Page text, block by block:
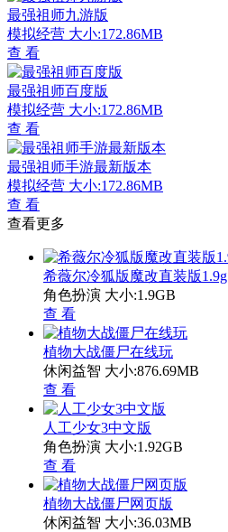
最强祖师九游版
模拟经营 大小:172.86MB
查 看
最强祖师百度版
模拟经营 大小:172.86MB
查 看
最强祖师手游最新版本
模拟经营 大小:172.86MB
查 看
查看更多
希薇尔冷狐版魔改直装版1.9g
角色扮演 大小:1.9GB
查 看
植物大战僵尸在线玩
休闲益智 大小:876.69MB
查 看
人工少女3中文版
角色扮演 大小:1.92GB
查 看
植物大战僵尸网页版
休闲益智 大小:36.03MB